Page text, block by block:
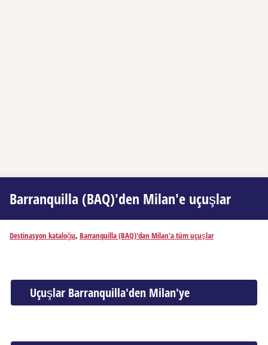
Barranquilla (BAQ)'den Milan'e uçuşlar
Destinasyon kataloğu, Barranquilla (BAQ)'dan Milan'a tüm uçuşlar
Uçuşlar Barranquilla'den Milan'ye